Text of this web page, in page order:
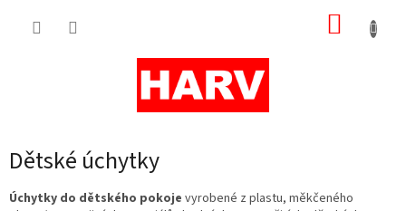
Dětské úchytky
Úchytky do dětského pokoje vyrobené z plastu, měkčeného